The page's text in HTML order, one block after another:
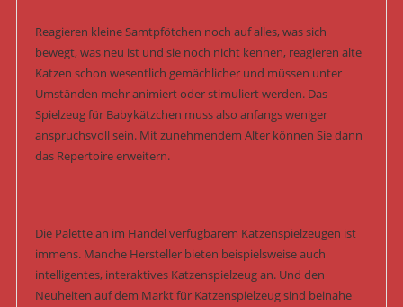
Reagieren kleine Samtpfötchen noch auf alles, was sich
bewegt, was neu ist und sie noch nicht kennen, reagieren alte
Katzen schon wesentlich gemächlicher und müssen unter
Umständen mehr animiert oder stimuliert werden. Das
Spielzeug für Babykätzchen muss also anfangs weniger
anspruchsvoll sein. Mit zunehmendem Alter können Sie dann
das Repertoire erweitern.
Die Palette an im Handel verfügbarem Katzenspielzeugen ist
immens. Manche Hersteller bieten beispielsweise auch
intelligentes, interaktives Katzenspielzeug an. Und den
Neuheiten auf dem Markt für Katzenspielzeug sind beinahe